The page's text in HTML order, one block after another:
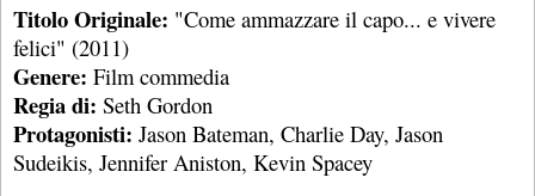
Titolo Originale: "Come ammazzare il capo... e vivere
felici" (2011)
Genere: Film commedia
Regia di: Seth Gordon
Protagonisti: Jason Bateman, Charlie Day, Jason
Sudeikis, Jennifer Aniston, Kevin Spacey